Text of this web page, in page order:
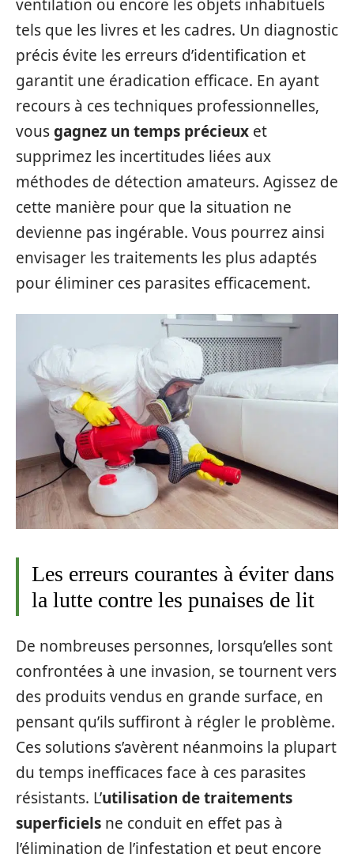
ventilation ou encore les objets inhabituels
tels que les livres et les cadres. Un diagnostic
précis évite les erreurs d’identification et
garantit une éradication efficace. En ayant
recours à ces techniques professionnelles,
vousgagnez un temps précieux et
supprimez les incertitudes liées aux
méthodes de détection amateurs. Agissez de
cette manière pour que la situation ne
devienne pas ingérable. Vous pourrez ainsi
envisager les traitements les plus adaptés
pour éliminer ces parasites efficacement.
Les erreurs courantes à éviter dans
la lutte contre les punaises de lit
De nombreuses personnes, lorsqu’elles sont
confrontées à une invasion, se tournent vers
des produits vendus en grande surface, en
pensant qu’ils suffiront à régler le problème.
Ces solutions s’avèrent néanmoins la plupart
du temps inefficaces face à ces parasites
résistants. L’utilisation de traitements
superficiels ne conduit en effet pas à
l’élimination de l’infestation et peut encore